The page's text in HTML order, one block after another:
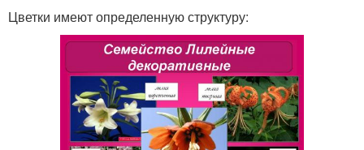
Цветки имеют определенную структуру: